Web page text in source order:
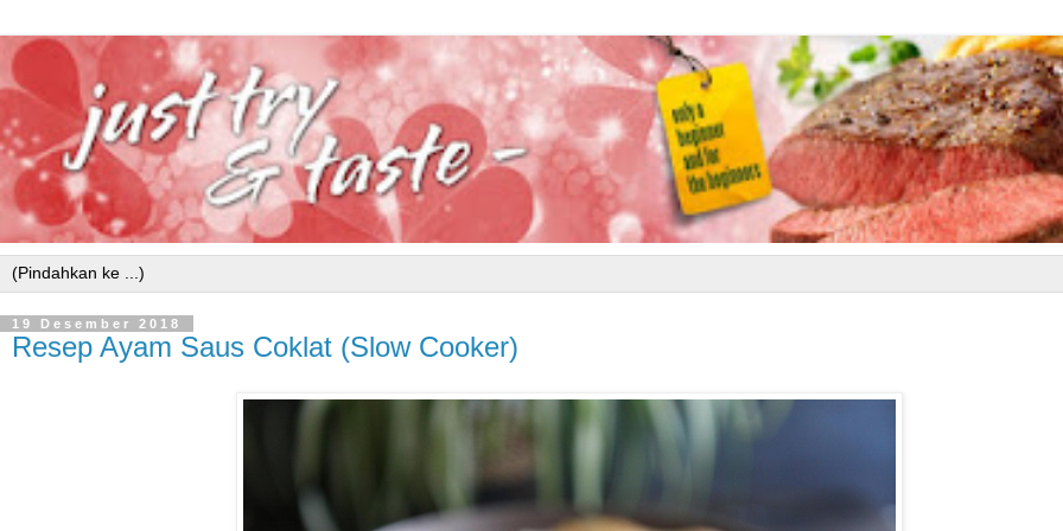
19 Desember 2018
Resep Ayam Saus Coklat (Slow Cooker)